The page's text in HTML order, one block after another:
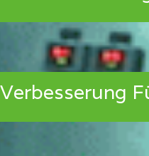
Verbesserung